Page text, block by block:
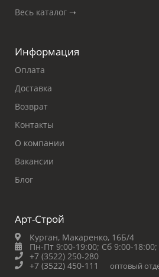
Весь каталог ➝
Информация
Оплата
Доставка
Возврат
Контакты
О компании
Вакансии
Блог
Арт-Строй
Курган, Макаренко, 16Б/4
Пн-Пт 9:00-19:00; Сб 9:00-18:00;
+7 (3522) 250-280
+7 (3522) 450-111
оптовый